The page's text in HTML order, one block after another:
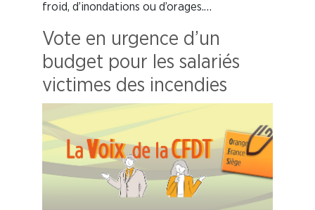
froid, d’inondations ou d’orages.…
Vote en urgence d’un
budget pour les salariés
victimes des incendies